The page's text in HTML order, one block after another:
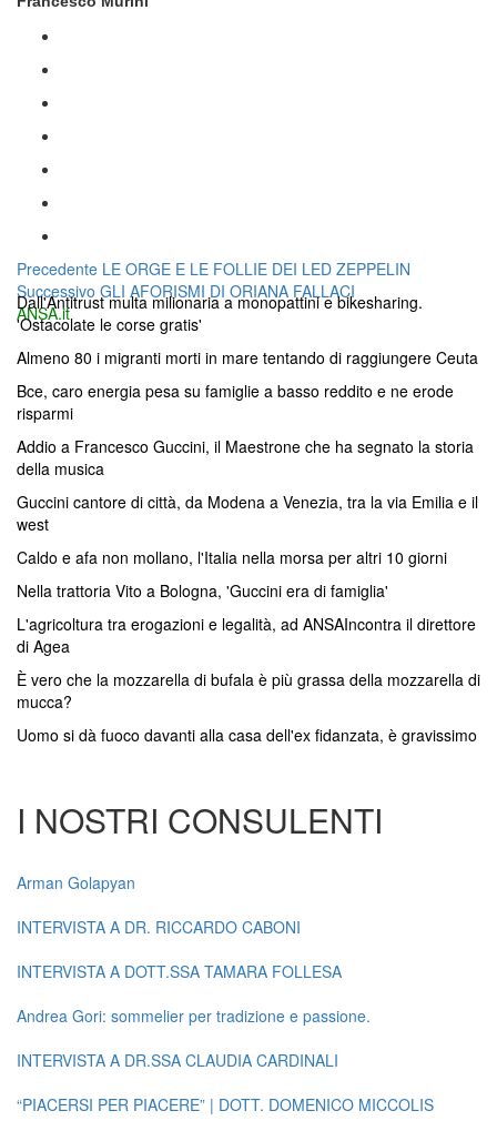
Navigazione
articoli
Precedente Articolo
precedente:
LE ORGE E LE FOLLIE DEI LED ZEPPELIN
Successivo Articolo
successivo:
GLI AFORISMI DI ORIANA FALLACI
ANSA.it
Dall'Antitrust multa milionaria a monopattini e bikesharing.
'Ostacolate le corse gratis'
Almeno 80 i migranti morti in mare tentando di raggiungere Ceuta
Bce, caro energia pesa su famiglie a basso reddito e ne erode
risparmi
Addio a Francesco Guccini, il Maestrone che ha segnato la storia
della musica
Guccini cantore di città, da Modena a Venezia, tra la via Emilia e il
west
Caldo e afa non mollano, l'Italia nella morsa per altri 10 giorni
Nella trattoria Vito a Bologna, 'Guccini era di famiglia'
L'agricoltura tra erogazioni e legalità, ad ANSAIncontra il direttore
di Agea
È vero che la mozzarella di bufala è più grassa della mozzarella di
mucca?
Uomo si dà fuoco davanti alla casa dell'ex fidanzata, è gravissimo
I NOSTRI CONSULENTI
Arman Golapyan
INTERVISTA A DR. RICCARDO CABONI
INTERVISTA A DOTT.SSA TAMARA FOLLESA
Andrea Gori: sommelier per tradizione e passione.
INTERVISTA A DR.SSA CLAUDIA CARDINALI
“PIACERSI PER PIACERE” | DOTT. DOMENICO MICCOLIS